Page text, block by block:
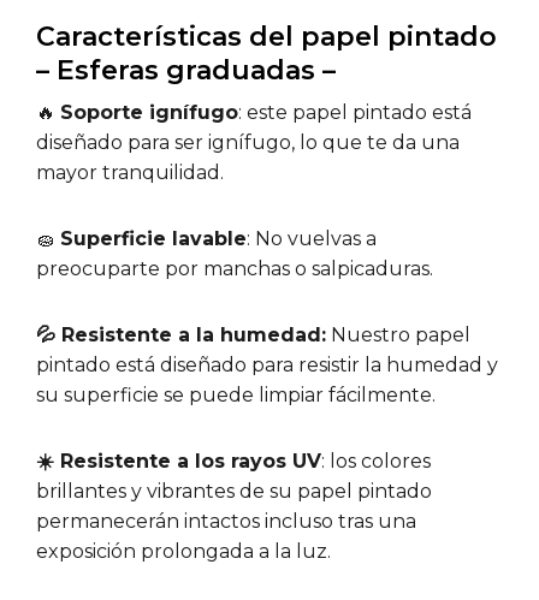
Características del papel pintado
– Esferas graduadas –
🔥 Soporte ignífugo: este papel pintado está
diseñado para ser ignífugo, lo que te da una
mayor tranquilidad.
🧽 Superficie lavable: No vuelvas a
preocuparte por manchas o salpicaduras.
💦 Resistente a la humedad: Nuestro papel
pintado está diseñado para resistir la humedad y
su superficie se puede limpiar fácilmente.
☀️ Resistente a los rayos UV: los colores
brillantes y vibrantes de su papel pintado
permanecerán intactos incluso tras una
exposición prolongada a la luz.